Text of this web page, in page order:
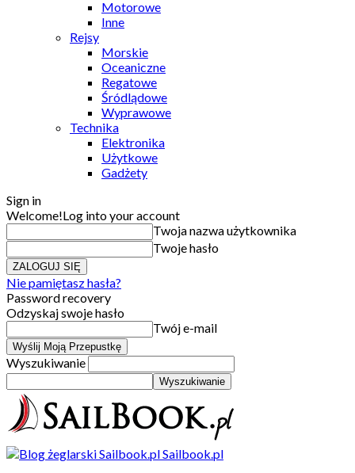
Motorowe
Inne
Rejsy
Morskie
Oceaniczne
Regatowe
Śródlądowe
Wyprawowe
Technika
Elektronika
Użytkowe
Gadżety
Sign in
Welcome!Log into your account
Twoja nazwa użytkownika
Twoje hasło
Nie pamiętasz hasła?
Password recovery
Odzyskaj swoje hasło
Twój e-mail
Wyszukiwanie
Sailbook.pl